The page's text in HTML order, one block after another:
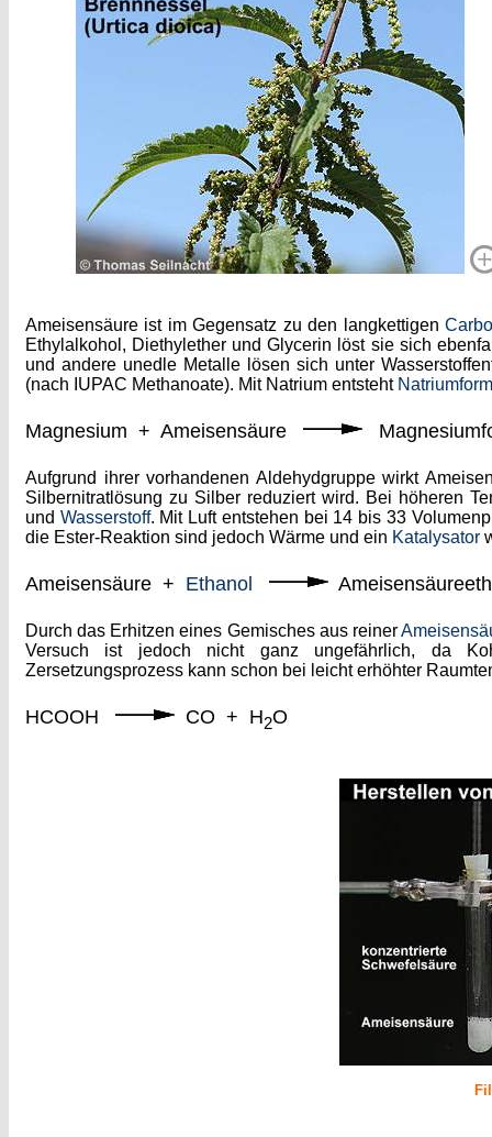
Ameisensäure ist im Gegensatz zu den langkettigen
Ethylalkohol, Diethylether und Glycerin löst sie sich
und andere unedle Metalle lösen sich unter
(nach IUPAC Methanoate). Mit Natrium entsteht
Magnesium + Ameisensäure
Aufgrund ihrer vorhandenen Aldehydgruppe wirkt
Silbernitratlösung zu Silber reduziert wird. Bei höheren
und Wasserstoff. Mit Luft entstehen bei 14 bis 33
die Ester-Reaktion sind jedoch Wärme und ein Katalysator
Ameisensäure + Ethanol
Durch das Erhitzen eines Gemisches aus reiner
Versuch ist jedoch nicht ganz ungefährlich, da
Zersetzungsprozess kann schon bei leicht erhöhter
HCOOH CO + H2O